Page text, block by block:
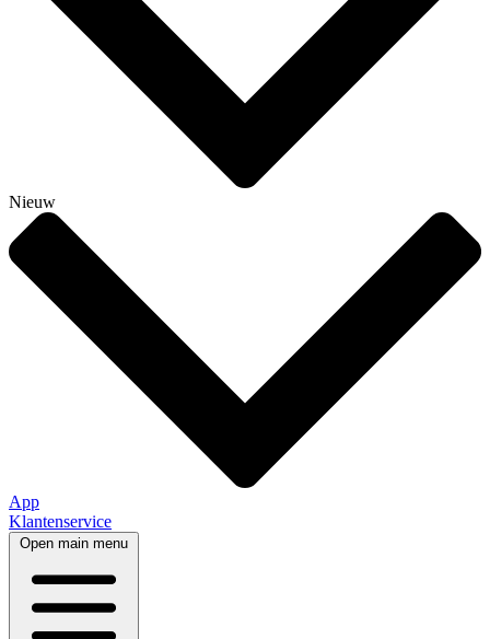
Nieuw
App
Klantenservice
Open main menu